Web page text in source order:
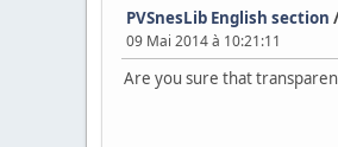
PVSnesLib English section
09 Mai 2014 à 10:21:11
Are you sure that